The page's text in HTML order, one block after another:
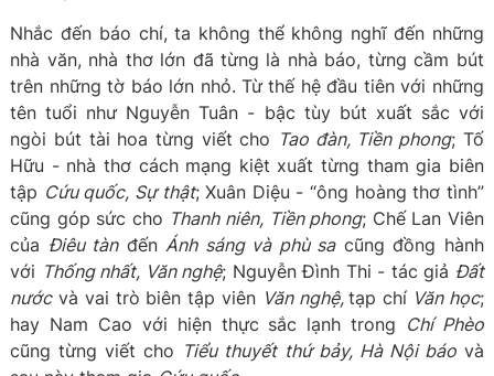
Nhắc đến báo chí, ta không thể không nghĩ đến những
nhà văn, nhà thơ lớn đã từng là nhà báo, từng cầm bút
trên những tờ báo lớn nhỏ. Từ thế hệ đầu tiên với những
tên tuổi như Nguyễn Tuân - bậc tùy bút xuất sắc với
ngòi bút tài hoa từng viết cho Tao đàn, Tiền phong; Tố
Hữu - nhà thơ cách mạng kiệt xuất từng tham gia biên
tập Cứu quốc, Sự thật; Xuân Diệu - “ông hoàng thơ tình”
cũng góp sức cho Thanh niên, Tiền phong; Chế Lan Viên
của Điêu tànđếnÁnh sáng và phù sacũng đồng hành
với Thống nhất, Văn nghệ; Nguyễn Đình Thi - tác giả Đất
nướcvà vai trò biên tập viên Văn nghệ,tạp chí Văn học;
hay Nam Cao với hiện thực sắc lạnh trong Chí Phèo
cũng từng viết cho Tiểu thuyết thứ bảy, Hà Nội báovà